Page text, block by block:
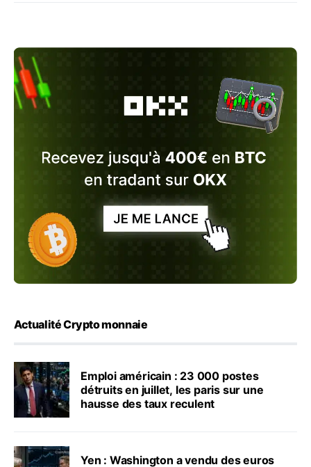
Actualité Crypto monnaie
Emploi américain : 23 000 postes
détruits en juillet, les paris sur une
hausse des taux reculent
Yen : Washington a vendu des euros